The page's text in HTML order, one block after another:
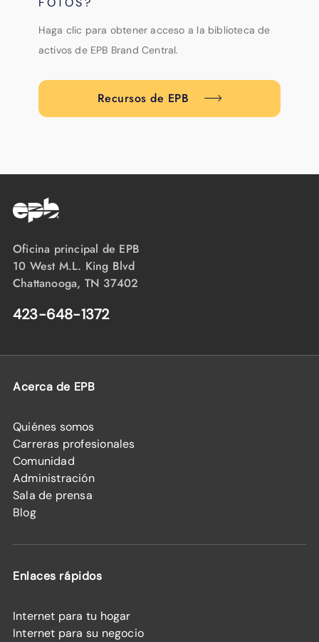
Haga clic para obtener acceso a la biblioteca de
activos de EPB Brand Central.
Recursos de EPB
Oficina principal de EPB
10 West M.L. King Blvd
Chattanooga, TN 37402
423-648-1372
Acerca de EPB
Quiénes somos
Carreras profesionales
Comunidad
Administración
Sala de prensa
Blog
Enlaces rápidos
Internet para tu hogar
Internet para su negocio